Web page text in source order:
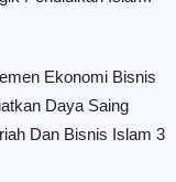
Ekonomi Bisnis
Daya Saing
Dan Bisnis Islam 3